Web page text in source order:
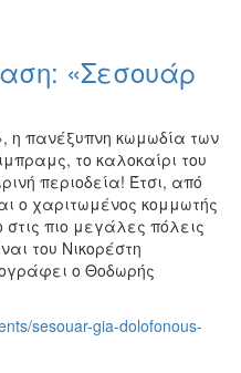
«Σεσουάρ
η πανέξυπνη κωμωδία των
το καλοκαίρι του
περιοδεία! Έτσι, από
ο χαριτωμένος κομμωτής
στις πιο μεγάλες πόλεις
του Νικορέστη
ο Θοδωρής
sesouar-gia-dolofonous-